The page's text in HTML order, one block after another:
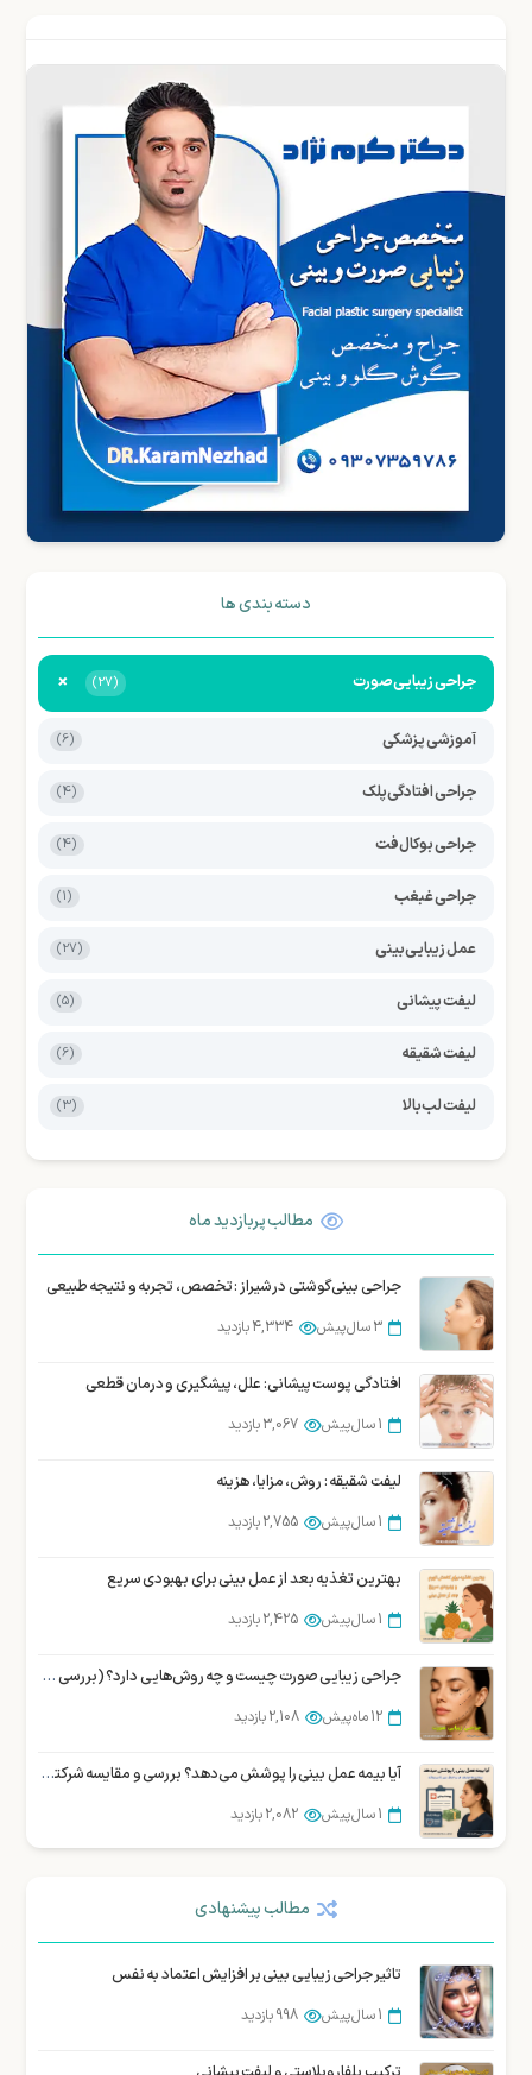
دسته بندی ها
جراحی زیبایی صورت (27)
+
آموزشی پزشکی (6)
جراحی افتادگی پلک (4)
جراحی بوکال فت (4)
جراحی غبغب (1)
عمل زیبایی بینی (27)
لیفت پیشانی (5)
لیفت شقیقه (6)
لیفت لب بالا (3)
مطالب پربازدید ماه
جراحی بینی گوشتی در شیراز : تخصص، تجربه و نتیجه طبیعی
3 سال پیش 4,334 بازدید
افتادگی پوست پیشانی: علل، پیشگیری و درمان قطعی
1 سال پیش 3,067 بازدید
لیفت شقیقه : روش، مزایا، هزینه
1 سال پیش 2,755 بازدید
بهترین تغذیه بعد از عمل بینی برای بهبودی سریع
1 سال پیش 2,425 بازدید
جراحی زیبایی صورت چیست و چه روش‌هایی دارد؟ (بررسی تخصصی)
12 ماه پیش 2,108 بازدید
آیا بیمه عمل بینی را پوشش می‌دهد؟ بررسی و مقایسه شرکتهای بیمه در ایران
1 سال پیش 2,082 بازدید
2,071 بازدید
سوالات متداول زیباجویان درباره عمل سانترال لب
12 ماه پیش 1,990 بازدید
10 سوالی که قبل از عمل بینی باید از جراح خود بپرسید
مطالب پیشنهادی
تاثیر جراحی زیبایی بینی بر افزایش اعتماد به نفس
1 سال پیش 998 بازدید